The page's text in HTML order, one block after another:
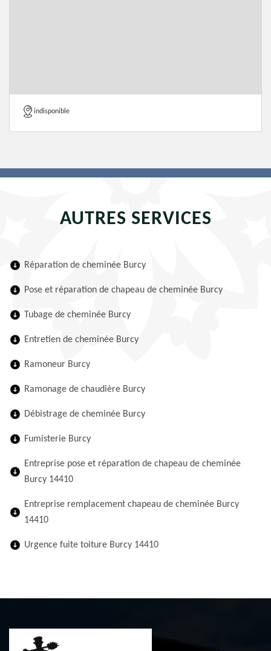
indisponible
AUTRES SERVICES
Réparation de cheminée Burcy
Pose et réparation de chapeau de cheminée Burcy
Tubage de cheminée Burcy
Entretien de cheminée Burcy
Ramoneur Burcy
Ramonage de chaudière Burcy
Débistrage de cheminée Burcy
Fumisterie Burcy
Entreprise pose et réparation de chapeau de cheminée
Burcy 14410
Entreprise remplacement chapeau de cheminée Burcy
14410
Urgence fuite toiture Burcy 14410